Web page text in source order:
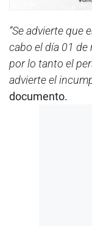
“Se advierte que
cabo el día 01 de
por lo tanto el
advierte el
documento.